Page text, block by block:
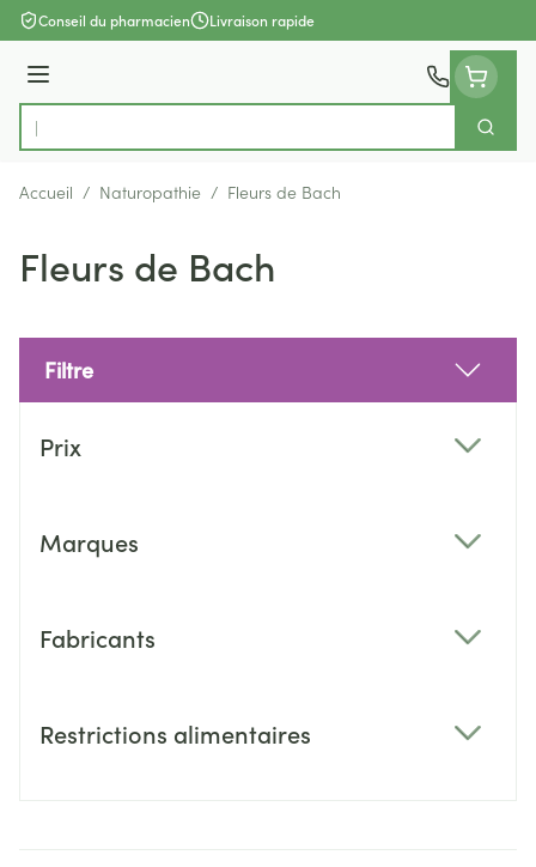
Aller au contenu
Conseil du pharmacien Livraison rapide
Menu
Rechercher
Accueil / Naturopathie / Fleurs de Bach
Fleurs de Bach
Filtre
Prix
Marques
Fabricants
Restrictions alimentaires